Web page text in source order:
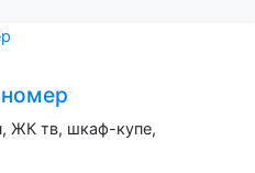
ЖК тв, шкаф-купе,